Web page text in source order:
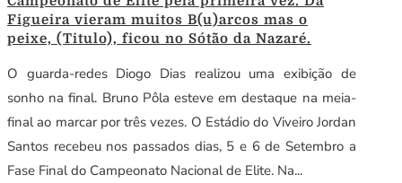
Figueira vieram muitos B(u)arcos mas o
peixe, (Titulo), ficou no Sótão da Nazaré.
O guarda-redes Diogo Dias realizou uma exibição de
sonho na final. Bruno Pôla esteve em destaque na meia-
final ao marcar por três vezes. O Estádio do Viveiro Jordan
Santos recebeu nos passados dias, 5 e 6 de Setembro a
Fase Final do Campeonato Nacional de Elite. Na...